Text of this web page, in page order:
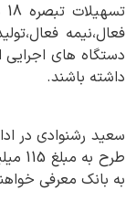
فعال،نیمه
داشته باشند.
به بانک معرفی